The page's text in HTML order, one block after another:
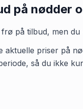
på nødder
frø på tilbud, men du
aktuelle priser på
så du ikke